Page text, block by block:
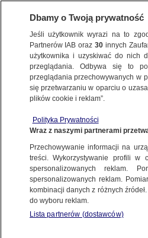
KATOWICE
Prezydent zawiadamia
Oprac.Mateusz Czajka
5.07.2026, 12:35
Posłuchaj artykułu
Czyta lektor AI
Dbamy o Twoją prywatność
Jeśli użytkownik wyrazi na to
Partnerów IAB oraz30 innych
użytkownika i uzyskiwać do nich
przeglądania. Odbywa się to
przeglądania przechowywanych w
się przetwarzaniu w oparciu o
plików cookie i reklam”.
Polityka Prywatności
Wraz z naszymi partnerami
Przechowywanie informacji na
treści. Wykorzystywanie profili w
spersonalizowanych reklam.
spersonalizowanych reklam.
kombinacji danych z różnych
do wyboru reklam.
Lista partnerów (dostawców)